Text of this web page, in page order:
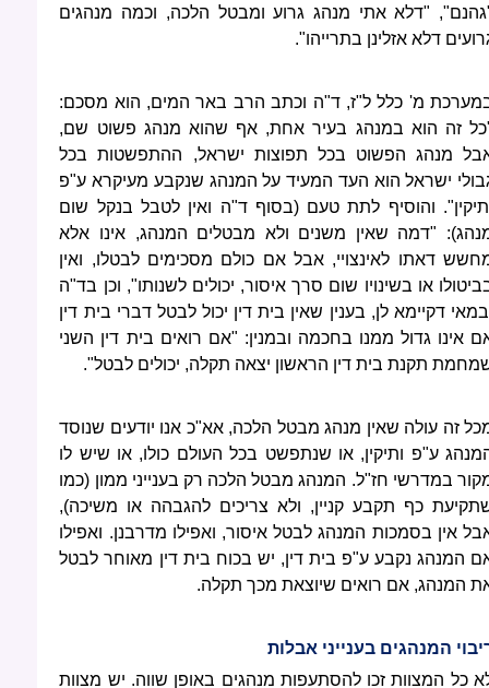
"דלא אתי מנהג גרוע ומבטל הלכה, וכמה מנהגים
דלא אזלינן בתרייהו".
מ' כלל ל"ז, ד"ה וכתב הרב באר המים, הוא מסכם:
זה הוא במנהג בעיר אחת, אף שהוא מנהג פשוט שם,
מנהג הפשוט בכל תפוצות ישראל, ההתפשטות בכל
ישראל הוא העד המעיד על המנהג שנקבע מעיקרא ע"פ
והוסיף לתת טעם (בסוף ד"ה ואין לטבל בנקל שום
"דמה שאין משנים ולא מבטלים המנהג, אינו אלא
דאתו לאינצויי, אבל אם כולם מסכימים לבטלו, ואין
או בשינויו שום סרך איסור, יכולים לשנותו", וכן בד"ה
דקיימא לן, בענין שאין בית דין יכול לבטל דברי בית דין
אינו גדול ממנו בחכמה ובמנין: "אם רואים בית דין השני
תקנת בית דין הראשון יצאה תקלה, יכולים לבטל".
זה עולה שאין מנהג מבטל הלכה, אא"כ אנו יודעים שנוסד
ע"פ ותיקין, או שנתפשט בכל העולם כולו, או שיש לו
במדרשי חז"ל. המנהג מבטל הלכה רק בענייני ממון (כמו
כף תקבע קניין, ולא צריכים להגבהה או משיכה),
אין בסמכות המנהג לבטל איסור, ואפילו מדרבנן. ואפילו
המנהג נקבע ע"פ בית דין, יש בכוח בית דין מאוחר לבטל
המנהג, אם רואים שיוצאת מכך תקלה.
המנהגים בענייני אבלות
כל המצוות זכו להסתעפות מנהגים באופן שווה. יש מצוות